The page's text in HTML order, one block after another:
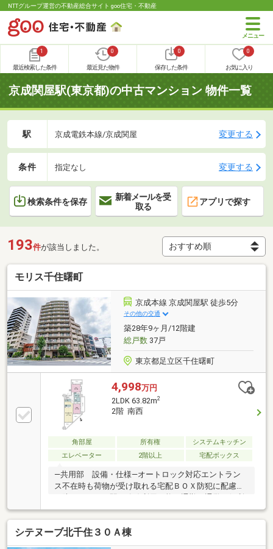
NTTグループ運営の不動産総合サイト goo住宅・不動産
1
最近検索した条件
0
最近見た物件
0
保存した条件
0
お気に入り
京成関屋駅(東京都)の中古マンション 物件一覧
駅 京成電鉄本線/京成関屋 変更する
条件 指定なし 変更する
検索条件を保存
新着メールを受
取る
アプリで探す
193件が該当しました。
モリス千住曙町
京成本線 京成関屋駅 徒歩5分
その他の交通
築28年9ヶ月/12階建
総戸数37戸
東京都足立区千住曙町
4,998万円
2LDK 63.82m2
2階 南西
角部屋 所有権
システムキッチン
エレベーター
2階以上 宅配ボックス
―共用部 設備・仕様―オートロック対応エントラン
ス不在時も荷物が受け取れる宅配ＢＯＸ防犯に配慮し
た防犯カメラ４駅７路線利用可能。通勤・通学に便利
な立地です。東京メトロ千代田線「北千住」駅徒歩１
６分京成本線「京成関屋」駅徒歩５分東武スカイツリ
ーライン「堀切」駅徒歩５分・「牛田」駅徒歩５分新
規リノベーション（２０２６年７月完了）・キッチン
シテヌーブ北千住３０Ａ棟